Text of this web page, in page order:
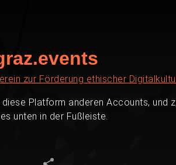
zur Förderung ethischer
Platform anderen Accounts, und
unten in der Fußleiste.